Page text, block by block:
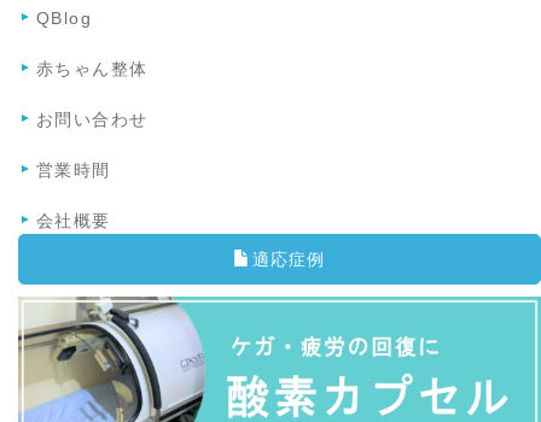
QBlog
赤ちゃん整体
お問い合わせ
営業時間
会社概要
適応症例